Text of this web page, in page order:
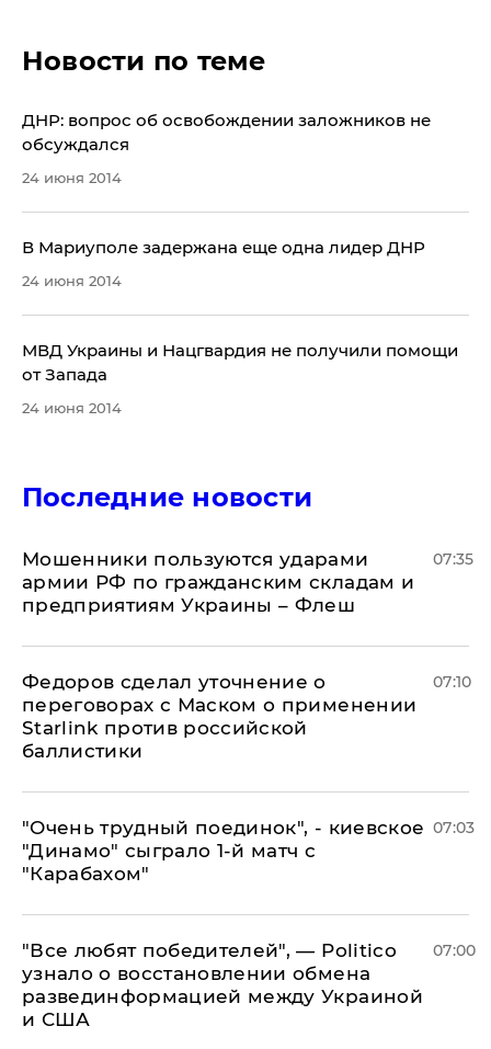
Новости по теме
​ДНР: вопрос об освобождении заложников не
обсуждался
24 июня 2014
​В Мариуполе задержана еще одна лидер ДНР
24 июня 2014
МВД Украины и Нацгвардия не получили помощи
от Запада
24 июня 2014
Последние новости
Мошенники пользуются ударами
армии РФ по гражданским складам и
предприятиям Украины – Флеш
07:35
Федоров сделал уточнение о
переговорах с Маском о применении
Starlink против российской
баллистики
07:10
"Очень трудный поединок", - киевское
"Динамо" сыграло 1-й матч с
"Карабахом"
07:03
​"Все любят победителей", — Politico
узнало о восстановлении обмена
развединформацией между Украиной
и США
07:00